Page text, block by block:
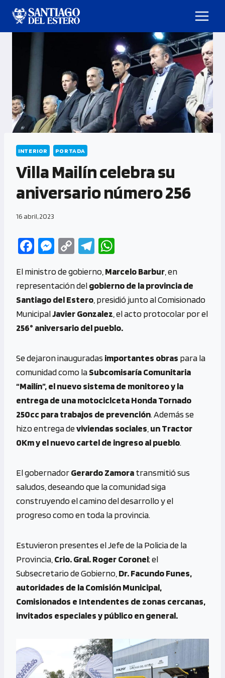
INTERIOR PORTADA
Villa Mailín celebra su
aniversario número 256
16 abril, 2023
Fa
b
o
o
k
M
se
n
g
er
C
py
Li
n
k
Te
gr
a
m
at
s
A
p
El ministro de gobierno, Marcelo Barbur , en
representación delgobierno de la provincia de
Santiago del Estero , presidió junto al Comisionado
MunicipalJavier Gonzalez , el acto protocolar por el
256° aniversario del pueblo.
Se dejaron inauguradas importantes obras para la
comunidad como laSubcomisaría Comunitaria
“Mailín”, el nuevo sistema de monitoreo y la
entrega de una motociclceta Honda Tornado
250cc para trabajos de prevención. Además se
hizo entrega deviviendas sociales un Tractor
0Km y el nuevo cartel de ingreso al pueblo.
El gobernadorGerardo Zamoratransmitió sus
saludos, deseando que la comunidad siga
construyendo el camino del desarrollo y el
progreso como en toda la provincia.
Estuvieron presentes el Jefe de la Policia de la
Provincia, Crio. Gral. Roger Coronel; el
Subsecretario de Gobierno, Dr. Facundo Funes,
autoridades de la Comisión Municipal,
Comisionados e Intendentes de zonas cercanas,
invitados especiales y público en general.